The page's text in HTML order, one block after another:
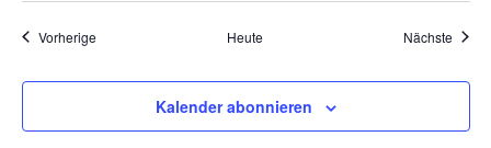
VorherigeVeranstaltungen Heute Nächste
Kalender abonnieren